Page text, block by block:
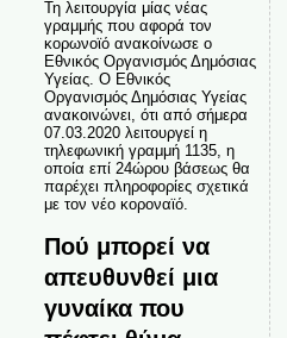
Τη λειτουργία μίας νέας
γραμμής που αφορά τον
κορωνοϊό ανακοίνωσε ο
Εθνικός Οργανισμός Δημόσιας
Υγείας. Ο Εθνικός
Οργανισμός Δημόσιας Υγείας
ανακοινώνει, ότι από σήμερα
07.03.2020 λειτουργεί η
τηλεφωνική γραμμή 1135, η
οποία επί 24ώρου βάσεως θα
παρέχει πληροφορίες σχετικά
με τον νέο κοροναϊό.
Πού μπορεί να
απευθυνθεί μια
γυναίκα που